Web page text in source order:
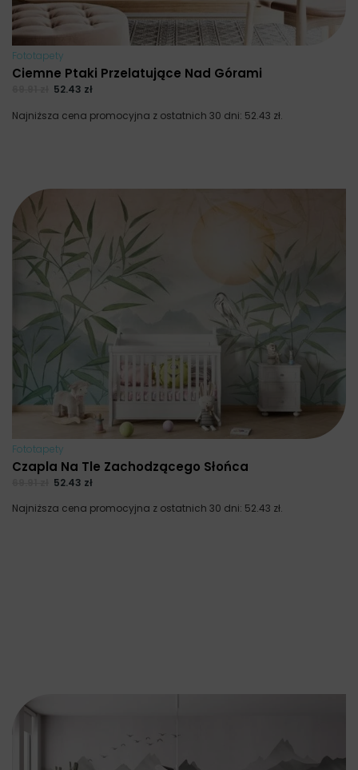
Fototapety
Ciemne Ptaki Przelatujące Nad Górami
52.43 zł
Najniższa cena promocyjna z ostatnich 30 dni: 52.43 zł.
Fototapety
Czapla Na Tle Zachodzącego Słońca
52.43 zł
Najniższa cena promocyjna z ostatnich 30 dni: 52.43 zł.